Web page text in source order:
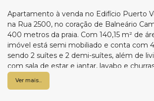
Apartamento à venda no Edifício Puerto
na Rua 2500, no coração de Balneário
400 metros da praia. Com 140,15 m² de
imóvel está semi mobiliado e conta com
sendo 2 suítes e 2 demi-suítes, além de
com sala de estar e jantar, lavabo e
apartamento possui acabamentos de alto
infraestrutura para ar-condicionado,
Ver mais...